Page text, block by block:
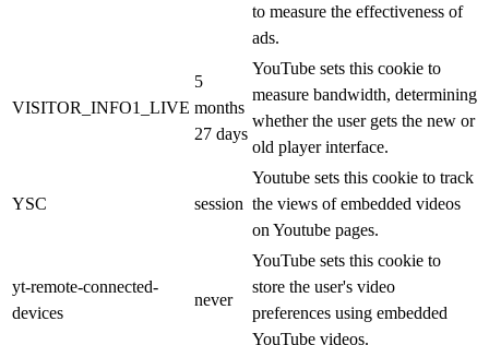
to measure the effectiveness of
ads.
VISITOR_INFO1_LIVE
5
months
27 days
YouTube sets this cookie to
measure bandwidth, determining
whether the user gets the new or
old player interface.
YSC session
Youtube sets this cookie to track
the views of embedded videos
on Youtube pages.
yt-remote-connected-
devices
never
YouTube sets this cookie to
store the user's video
preferences using embedded
YouTube videos.